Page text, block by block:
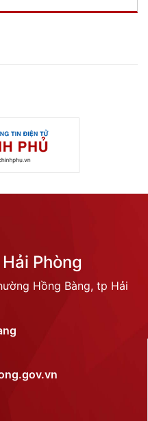
Phòng
Hồng Bàng, tp Hải